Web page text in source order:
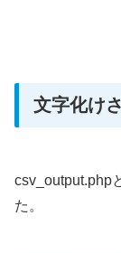
文字化け
csv_output.php
た。